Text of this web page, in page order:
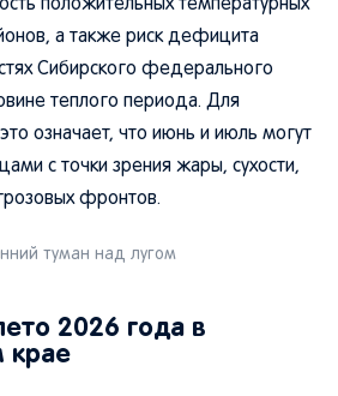
положительных температурных
а также риск дефицита
Сибирского федерального
теплого периода. Для
означает, что июнь и июль могут
с точки зрения жары, сухости,
фронтов.
туман над лугом
2026 года в
крае